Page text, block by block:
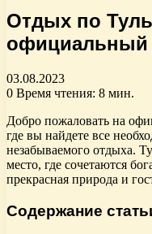
Отдых по
официальный
03.08.2023
0 Время чтения: 8 мин.
Добро пожаловать на
где вы найдете все
незабываемого отдыха.
место, где сочетаются
прекрасная природа и
Содержание